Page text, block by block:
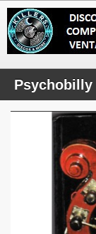
Psychobilly